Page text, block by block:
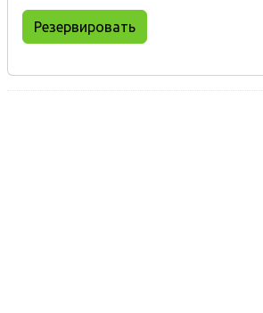
Резервировать